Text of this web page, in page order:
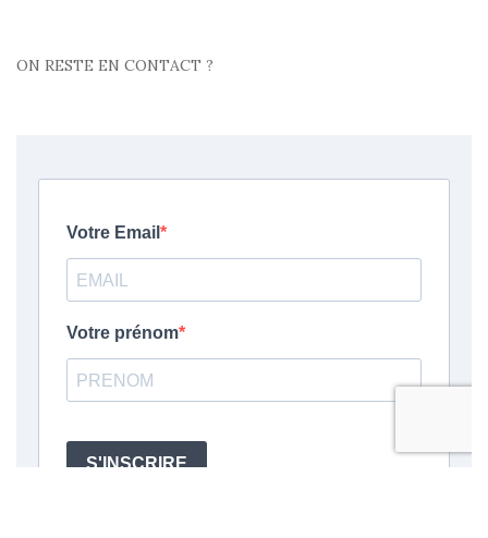
ON RESTE EN CONTACT ?